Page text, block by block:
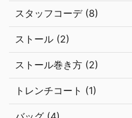
スタッフコーデ (8)
ストール (2)
ストール巻き方 (2)
トレンチコート (1)